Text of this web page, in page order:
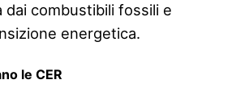
dai combustibili fossili e
energetica.
le CER